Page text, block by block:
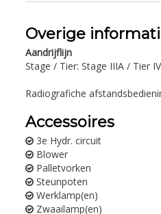
Overige
Aandrijflijn
Stage / Tier: Stage IIIA / Tier
Radiografiche
Accessoires
3e Hydr. circuit
Blower
Palletvorken
Steunpoten
Werklamp(en)
Zwaailamp(en)